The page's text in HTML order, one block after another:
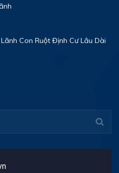
Con Ruột Định Cư Lâu Dài